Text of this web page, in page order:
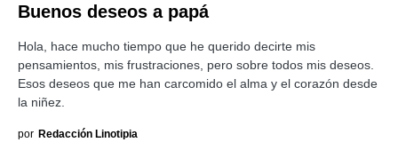
Buenos deseos a papá
Hola, hace mucho tiempo que he querido decirte mis
pensamientos, mis frustraciones, pero sobre todos mis deseos.
Esos deseos que me han carcomido el alma y el corazón desde
la niñez.
por Redacción Linotipia